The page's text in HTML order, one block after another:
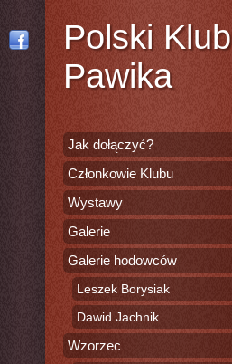
Polski Klub
Pawika
Jak dołączyć?
Członkowie Klubu
Wystawy
Galerie
Galerie hodowców
Leszek Borysiak
Dawid Jachnik
Wzorzec